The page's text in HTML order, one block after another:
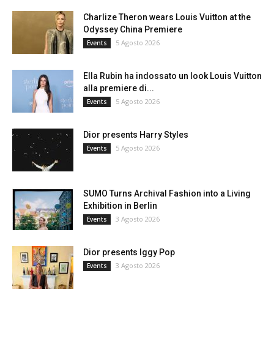
Charlize Theron wears Louis Vuitton at the
Odyssey China Premiere
Events 5 Agosto 2026
Ella Rubin ha indossato un look Louis Vuitton
alla premiere di...
Events 5 Agosto 2026
Dior presents Harry Styles
Events 5 Agosto 2026
SUMO Turns Archival Fashion into a Living
Exhibition in Berlin
Events 3 Agosto 2026
Dior presents Iggy Pop
Events 3 Agosto 2026